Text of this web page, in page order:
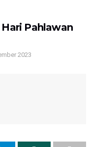
Pahlawan
2023